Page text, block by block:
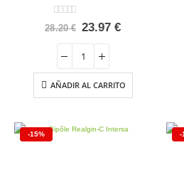
0 out of 5
28.20€ El
era:
28.20 €.
23.97€El
23.97 €.
AÑADIR AL CARRITO
-15% -